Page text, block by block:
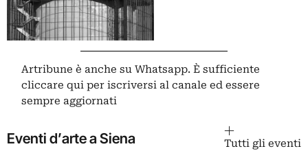
Artribune è anche su Whatsapp. È sufficiente
cliccare qui per iscriversi al canale ed essere
sempre aggiornati
Eventi d’arte a Siena Tutti gli eventi